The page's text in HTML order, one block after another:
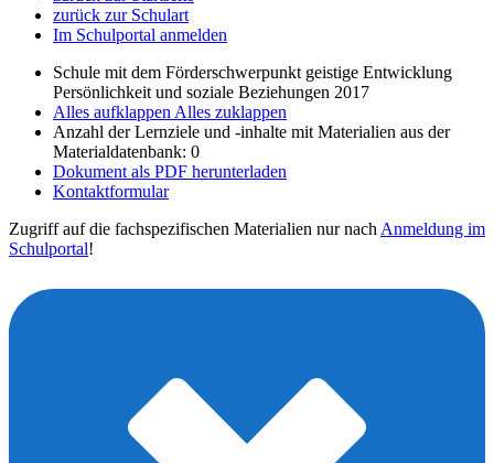
zurück zur Schulart
Im Schulportal anmelden
Schule mit dem Förderschwerpunkt geistige Entwicklung
Persönlichkeit und soziale Beziehungen 2017
Alles aufklappen Alles zuklappen
Anzahl der Lernziele und -inhalte mit Materialien aus der
Materialdatenbank: 0
Dokument als PDF herunterladen
Kontaktformular
Zugriff auf die fachspezifischen Materialien nur nach Anmeldung im
Schulportal!